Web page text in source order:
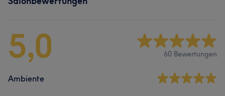
5,0 60 Bewertungen
Ambiente